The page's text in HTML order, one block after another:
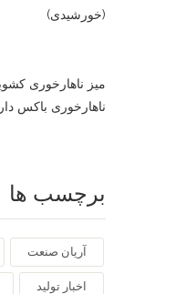
(خورشیدی)
میز ناهارخوری
ناهارخوری باکس دار
برچسب ها
آریان صنعت
اخبار تولید